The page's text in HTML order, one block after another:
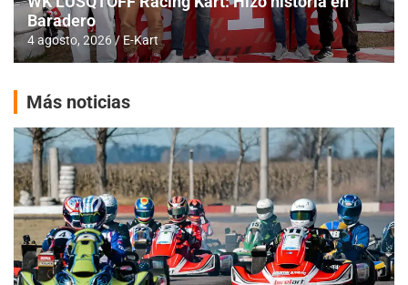
Baradero
4 agosto, 2026 E-Kart
Más noticias